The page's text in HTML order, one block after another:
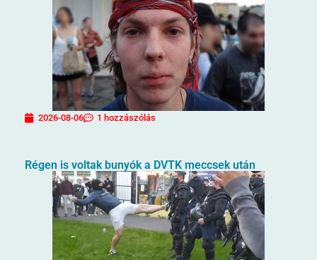
2026-08-06 1 hozzászólás
Régen is voltak bunyók a DVTK meccsek után